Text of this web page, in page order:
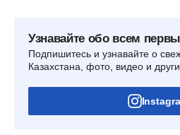
Узнавайте обо всем
Подпишитесь и узнавайте о
Казахстана, фото, видео и